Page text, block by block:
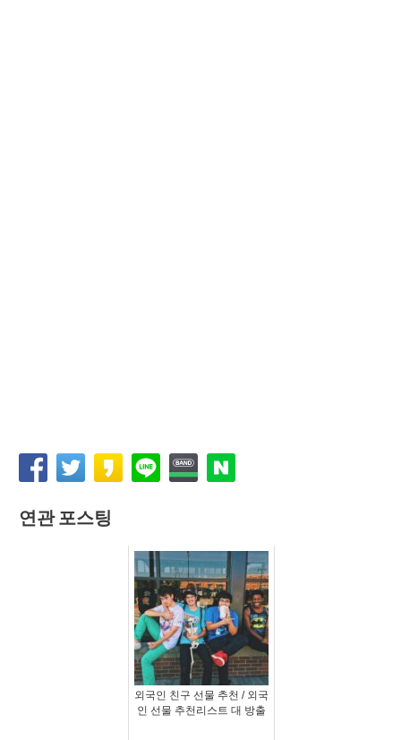
연관 포스팅
외국인 친구 선물 추천 / 외국
인 선물 추천리스트 대 방출